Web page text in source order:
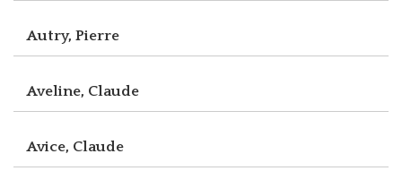
Autry, Pierre
Aveline, Claude
Avice, Claude